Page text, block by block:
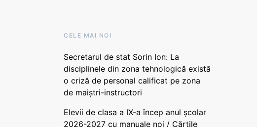
CELE MAI NOI
Secretarul de stat Sorin Ion: La
disciplinele din zona tehnologică există
o criză de personal calificat pe zona
de maiștri-instructori
Elevii de clasa a IX-a încep anul școlar
2026-2027 cu manuale noi / Cărțile